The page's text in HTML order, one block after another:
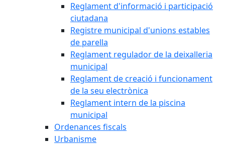
Reglament d'informació i participació
ciutadana
Registre municipal d'unions estables
de parella
Reglament regulador de la deixalleria
municipal
Reglament de creació i funcionament
de la seu electrònica
Reglament intern de la piscina
municipal
Ordenances fiscals
Urbanisme